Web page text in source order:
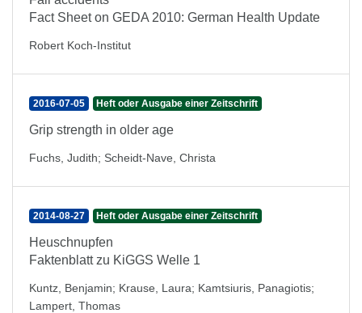
Fact Sheet on GEDA 2010: German Health Update
Robert Koch-Institut
2016-07-05 Heft oder Ausgabe einer Zeitschrift
Grip strength in older age
Fuchs, Judith; Scheidt-Nave, Christa
2014-08-27 Heft oder Ausgabe einer Zeitschrift
Heuschnupfen
Faktenblatt zu KiGGS Welle 1
Kuntz, Benjamin; Krause, Laura; Kamtsiuris, Panagiotis;
Lampert, Thomas